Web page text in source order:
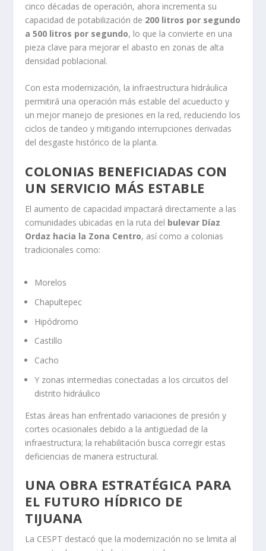
cinco décadas de operación, ahora incrementa su
capacidad de potabilización de 200 litros por segundo
a 500 litros por segundo, lo que la convierte en una
pieza clave para mejorar el abasto en zonas de alta
densidad poblacional.
Con esta modernización, la infraestructura hidráulica
permitirá una operación más estable del acueducto y
un mejor manejo de presiones en la red, reduciendo los
ciclos de tandeo y mitigando interrupciones derivadas
del desgaste histórico de la planta.
COLONIAS BENEFICIADAS CON
UN SERVICIO MÁS ESTABLE
El aumento de capacidad impactará directamente a las
comunidades ubicadas en la ruta del bulevar Díaz
Ordaz hacia la Zona Centro, así como a colonias
tradicionales como:
Morelos
Chapultepec
Hipódromo
Castillo
Cacho
Y zonas intermedias conectadas a los circuitos del
distrito hidráulico
Estas áreas han enfrentado variaciones de presión y
cortes ocasionales debido a la antigüedad de la
infraestructura; la rehabilitación busca corregir estas
deficiencias de manera estructural.
UNA OBRA ESTRATÉGICA PARA
EL FUTURO HÍDRICO DE
TIJUANA
La CESPT destacó que la modernización no se limita al